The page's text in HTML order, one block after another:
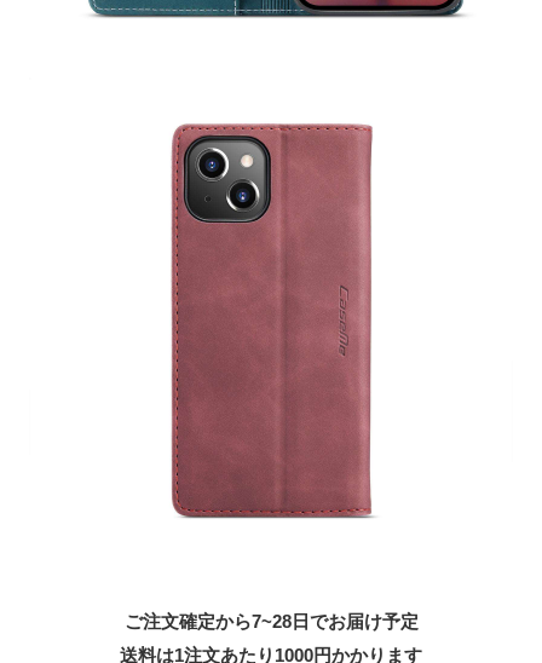
ご注文確定から7~28日でお届け予定
送料は1注文あたり 1000円かかります